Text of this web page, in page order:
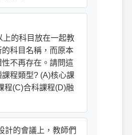
上的科目放在一起教
科目名稱，而原本
不再存在。請問這
課程類型? (A)核心課
程(C)合科課程(D)融
計的會議上，教師們